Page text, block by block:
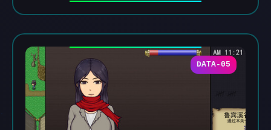
DATA-05